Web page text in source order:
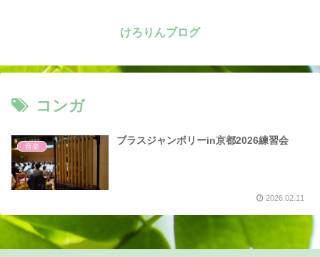
けろりんブログ
コンガ
音楽
ブラスジャンボリーin京都2026練習会
2026.02.11